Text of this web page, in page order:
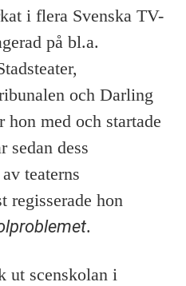
i flera Svenska TV-
på bl.a.
och Darling
hon med och startade
sedan dess
teaterns
regisserade hon
.
ut scenskolan i